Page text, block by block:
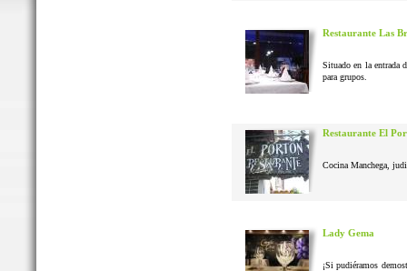
Restaurante Las
Situado en la entrada
para grupos.
Restaurante El
Cocina Manchega,
Lady Gema
¡Si pudiéramos